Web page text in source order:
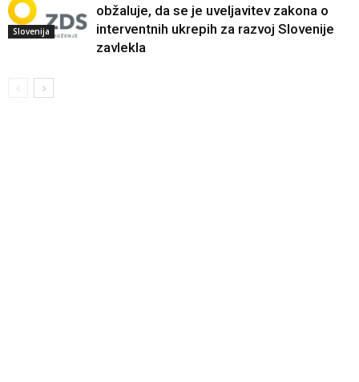
Slovenija
obžaluje, da se je uveljavitev zakona o
interventnih ukrepih za razvoj Slovenije
zavlekla